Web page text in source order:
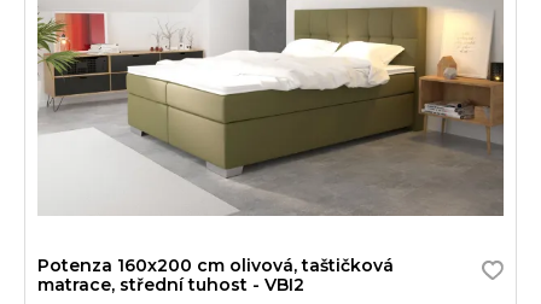
Potenza 160x200 cm olivová, taštičková
matrace, střední tuhost - VBI2